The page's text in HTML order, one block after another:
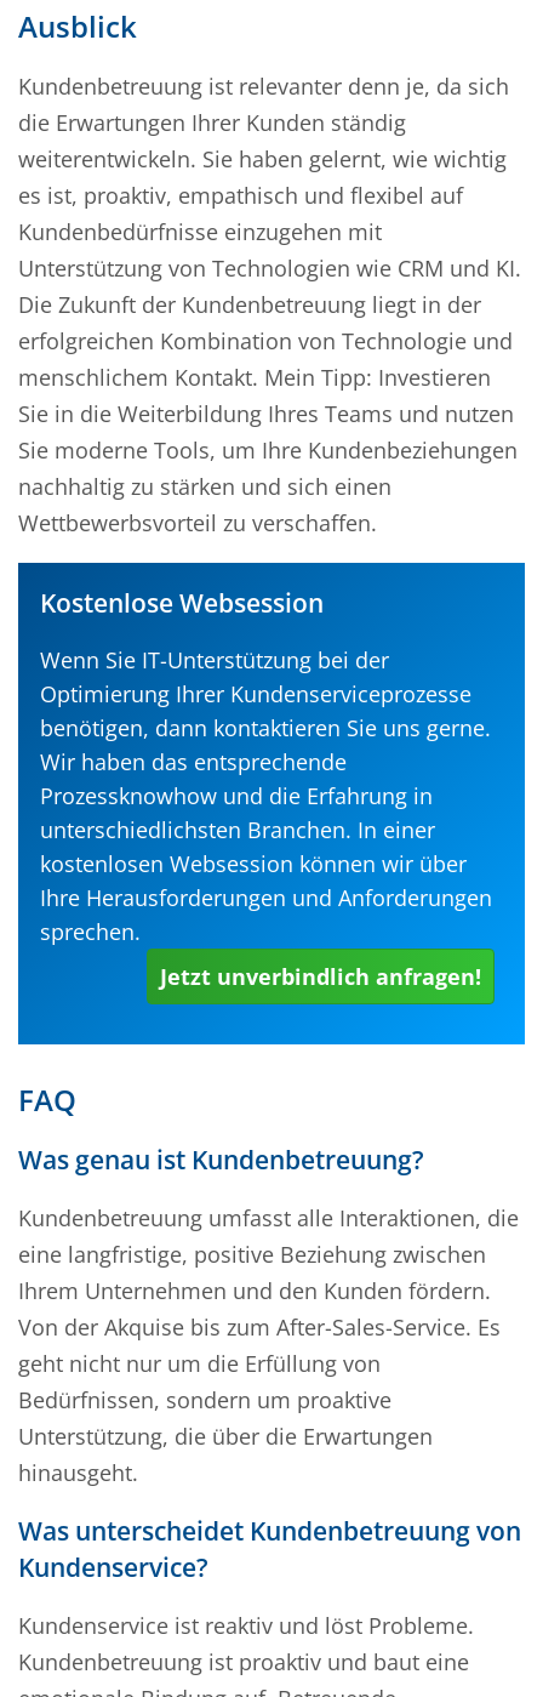
Ausblick
Kundenbetreuung ist relevanter denn je, da sich
die Erwartungen Ihrer Kunden ständig
weiterentwickeln. Sie haben gelernt, wie wichtig
es ist, proaktiv, empathisch und flexibel auf
Kundenbedürfnisse einzugehen mit
Unterstützung von Technologien wie CRM und KI.
Die Zukunft der Kundenbetreuung liegt in der
erfolgreichen Kombination von Technologie und
menschlichem Kontakt. Mein Tipp: Investieren
Sie in die Weiterbildung Ihres Teams und nutzen
Sie moderne Tools, um Ihre Kundenbeziehungen
nachhaltig zu stärken und sich einen
Wettbewerbsvorteil zu verschaffen.
Kostenlose Websession
Wenn Sie IT-Unterstützung bei der
Optimierung Ihrer Kundenserviceprozesse
benötigen, dann kontaktieren Sie uns gerne.
Wir haben das entsprechende
Prozessknowhow und die Erfahrung in
unterschiedlichsten Branchen. In einer
kostenlosen Websession können wir über
Ihre Herausforderungen und Anforderungen
sprechen.
Jetzt unverbindlich anfragen!
FAQ
Was genau ist Kundenbetreuung?
Kundenbetreuung umfasst alle Interaktionen, die
eine langfristige, positive Beziehung zwischen
Ihrem Unternehmen und den Kunden fördern.
Von der Akquise bis zum After-Sales-Service. Es
geht nicht nur um die Erfüllung von
Bedürfnissen, sondern um proaktive
Unterstützung, die über die Erwartungen
hinausgeht.
Was unterscheidet Kundenbetreuung von
Kundenservice?
Kundenservice ist reaktiv und löst Probleme.
Kundenbetreuung ist proaktiv und baut eine